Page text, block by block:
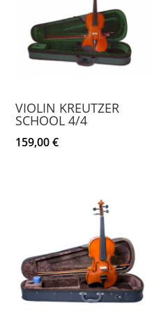
VIOLIN KREUTZER
SCHOOL 4/4
159,00€